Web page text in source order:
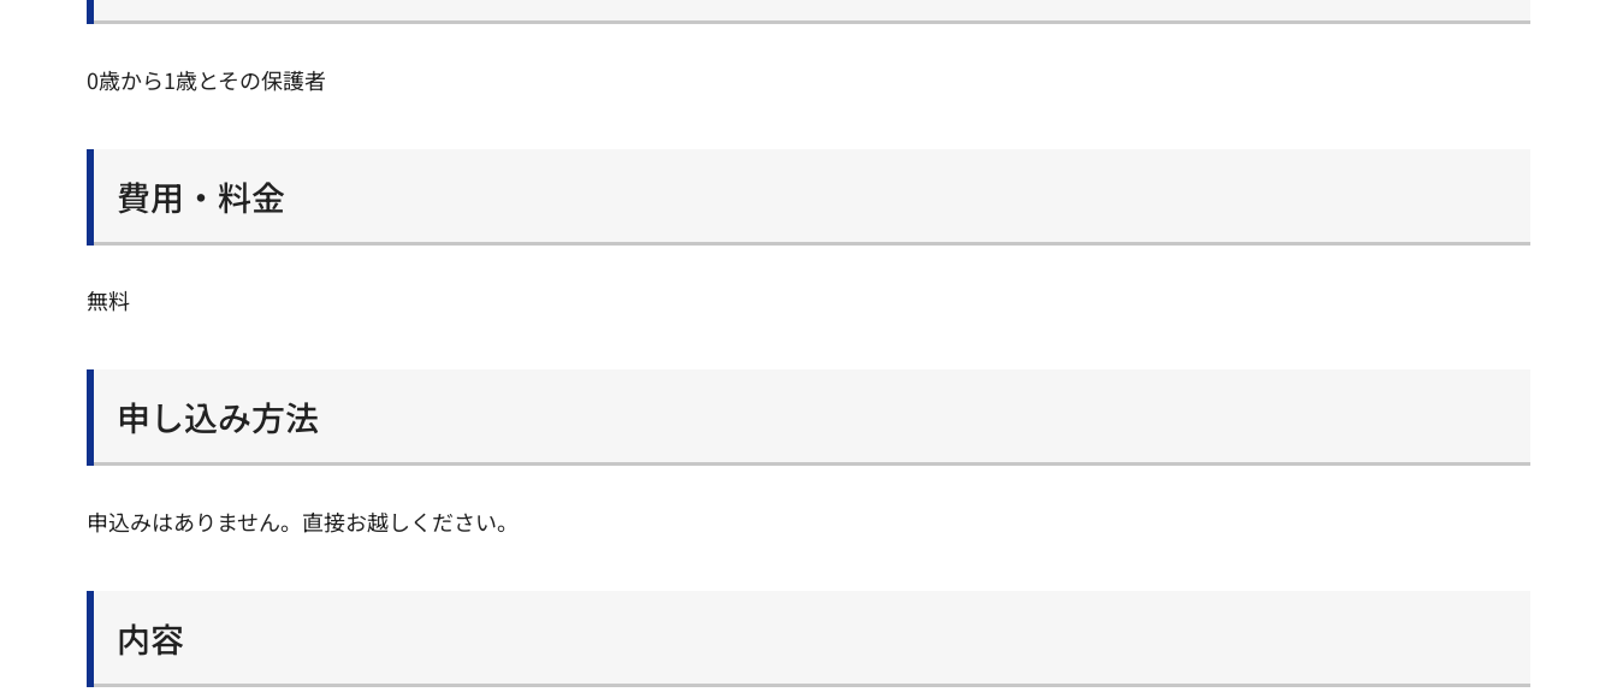
0歳から1歳とその保護者
費用・料金
無料
申し込み方法
申込みはありません。直接お越しください。
内容